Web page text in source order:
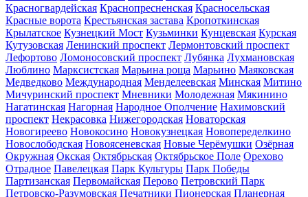
Красногвардейская Краснопресненская Красносельская
Красные ворота Крестьянская застава Кропоткинская
Крылатское Кузнецкий Мост Кузьминки Кунцевская Курская
Кутузовская Ленинский проспект Лермонтовский проспект
Лефортово Ломоносовский проспект Лубянка Лухмановская
Люблино Марксистская Марьина роща Марьино Маяковская
Медведково Международная Менделеевская Минская Митино
Мичуринский проспект Мневники Молодежная Мякинино
Нагатинская Нагорная Народное Ополчение Нахимовский
проспект Некрасовка Нижегородская Новаторская
Новогиреево Новокосино Новокузнецкая Новопеределкино
Новослободская Новоясеневская Новые Черёмушки Озёрная
Окружная Окская Октябрьская Октябрьское Поле Орехово
Отрадное Павелецкая Парк Культуры Парк Победы
Партизанская Первомайская Перово Петровский Парк
Петровско-Разумовская Печатники Пионерская Планерная